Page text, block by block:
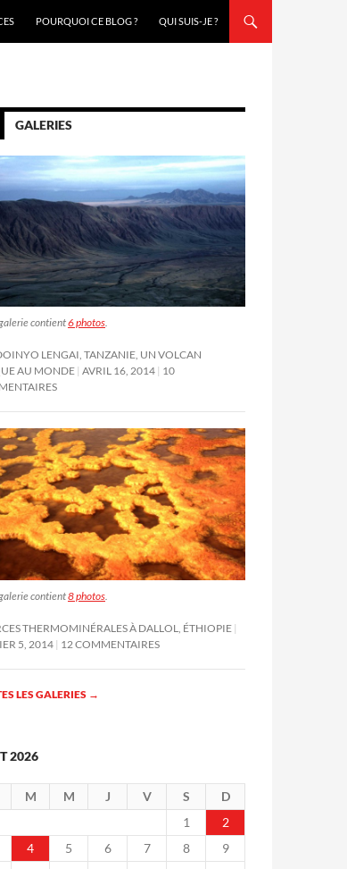
POURQUOI CE BLOG ? QUI SUIS-JE ?
GALERIES
contient6 photos.
LENGAI, TANZANIE, UN VOLCAN
AU MONDE AVRIL 16, 2014 10
contient8 photos
THERMOMINÉRALES À DALLOL, ÉTHIOPIE
5, 2014
12 COMMENTAIRES
LES GALERIES →
2026
M M J V S
D
1
2
4 5 6 7 8
9